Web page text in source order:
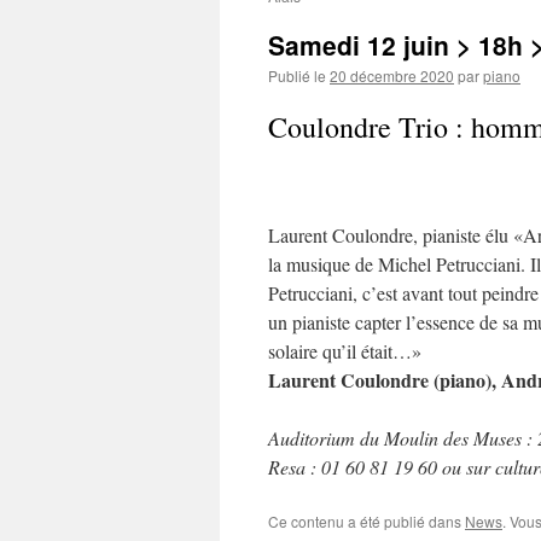
Samedi 12 juin > 18h
Publié le 20 décembre 2020 parpiano
Coulondre Trio :
Laurent Coulondre, pianiste élu
la musique de Michel Petrucciani.
Petrucciani, c’est avant tout
un pianiste capter l’essence de sa
solaire qu’il était…»
Laurent Coulondre (piano),
Auditorium du Moulin des Muses
Resa : 01 60 81 19 60 ou sur
Ce contenu a été publié dans News.